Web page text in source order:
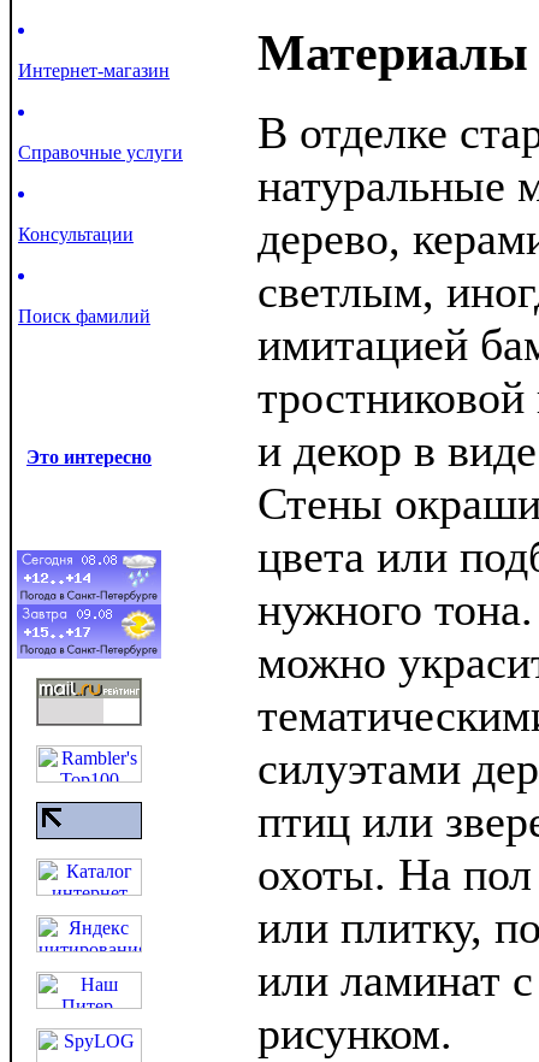
Интернет-магазин
Справочные услуги
Консультации
Поиск фамилий
Это интересно
Материалы
В отделке
натуральные
дерево,
светлым,
имитацией
и декор в
Стены
цвета или
нужного
можно
силуэтами
птиц или
охоты. На
или плитку,
или ламинат
рисунком.